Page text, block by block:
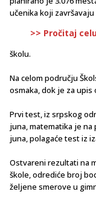
učenika koji
>> Pročitaj
školu.
Na celom području
osmaka, dok je za upis
Prvi test, iz srpskog
juna, matematika je na
juna, polagaće test iz
Ostvareni rezultati na
škole, odrediće broj
željene smerove u